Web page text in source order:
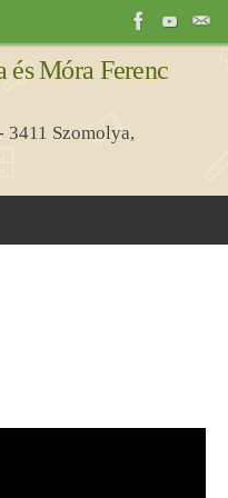
Móra Ferenc
3411 Szomolya,